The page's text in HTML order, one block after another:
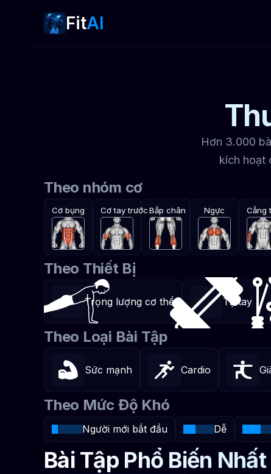
FitAI
Hơn 3.000
kích hoạt
Theo nhóm cơ
Cơ bụng Cơ tay trướcBắp chân Ngực Cẳng
Theo Thiết Bị
Trọng lượng cơ thể Tạ tay
Theo Loại Bài Tập
Sức mạnh Cardio
Theo Mức Độ Khó
Người mới bắt đầu Dễ
Bài Tập Phổ Biến Nhất